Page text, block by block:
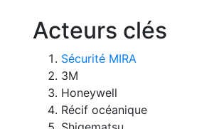
Acteurs clés
Sécurité MIRA
3M
Honeywell
Récif océanique